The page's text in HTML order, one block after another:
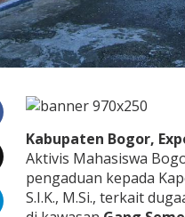
i
n
t
a
h
o
r
B
u
k
Kabupaten Bogor,
Aktivis Mahasiswa
pengaduan kepada
S.I.K., M.Si., terkait